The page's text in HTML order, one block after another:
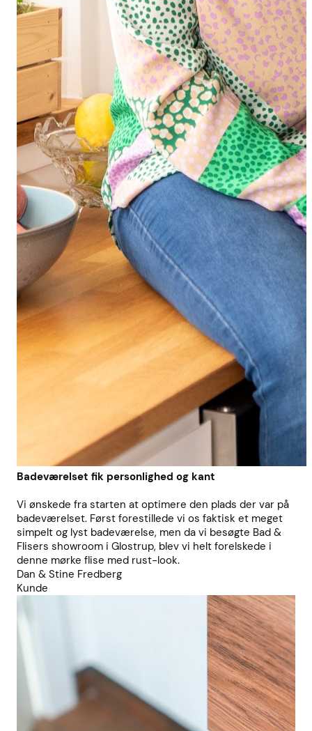
Badeværelset fik personlighed og kant
Vi ønskede fra starten at optimere den plads der var på
badeværelset. Først forestillede vi os faktisk et meget
simpelt og lyst badeværelse, men da vi besøgte Bad &
Flisers showroom i Glostrup, blev vi helt forelskede i
denne mørke flise med rust-look.
Dan & Stine Fredberg
Kunde